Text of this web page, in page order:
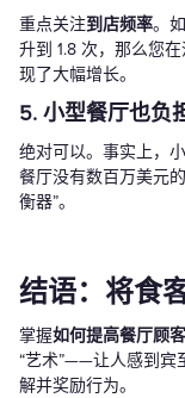
重点关注到店频率。
升到 1.8 次，那么您
现了大幅增长。
5. 小型餐厅也负
绝对可以。事实上，
餐厅没有数百万美元
衡器”。
结语：将食
掌握如何提高餐厅顾
“艺术”——让人感到宾
解并奖励行为。